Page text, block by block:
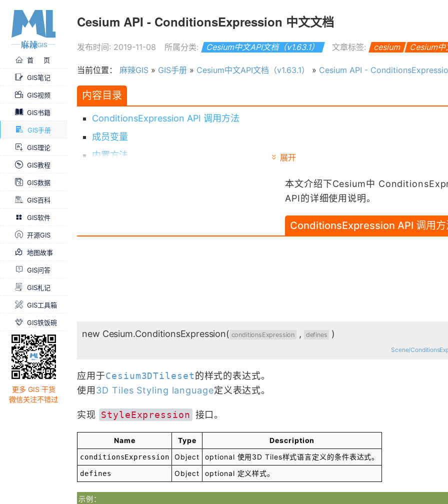
首 页
GIS笔记
GIS视频
GIS书籍
GIS手册
GIS理论
GIS教程
GIS数据
GIS百科
GIS软件
开源GIS
地图故事
GIS问答
GIS札记
GIS工具箱
GIS铁饭碗
更多 GIS 干货
微信关注不错过
Cesium API - ConditionsExpression 中文文档
发布时间: 2019-11-08 所属分类: Cesium中文API文档（v1.63.1） 文章标签: cesium Cesium
当前位置： 麻辣GIS » GIS手册 » Cesium中文API文档（v1.63.1） » Cesium API -
内容目录
展开
ConditionsExpression API 调用方法
成员变量
内置方法
本文介绍下Cesium中
API的详细使用说明。
ConditionsExpression API 调用方
new Cesium.ConditionsExpression( conditionsExpression , defines )
Scene/
应用于Cesium3DTileset的样式的表达式。
使用 3D Tiles Styling language定义表达式。
实现 StyleExpression 接口。
Name Type Description
conditionsExpression Object optional 使用3D Tiles样式语言定义的条件表达式。
defines Object optional 定义样式。
示例：